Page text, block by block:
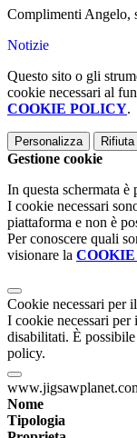
Complimenti Angelo,
Notizie
Questo sito o gli
cookie necessari al
COOKIE POLICY.
Personalizza
Gestione cookie
In questa schermata
I cookie necessari
piattaforma e non è
Per conoscere quali
visionare la
Cookie necessari per
I cookie necessari per
disabilitati. È
policy.
Nome
Tipologia